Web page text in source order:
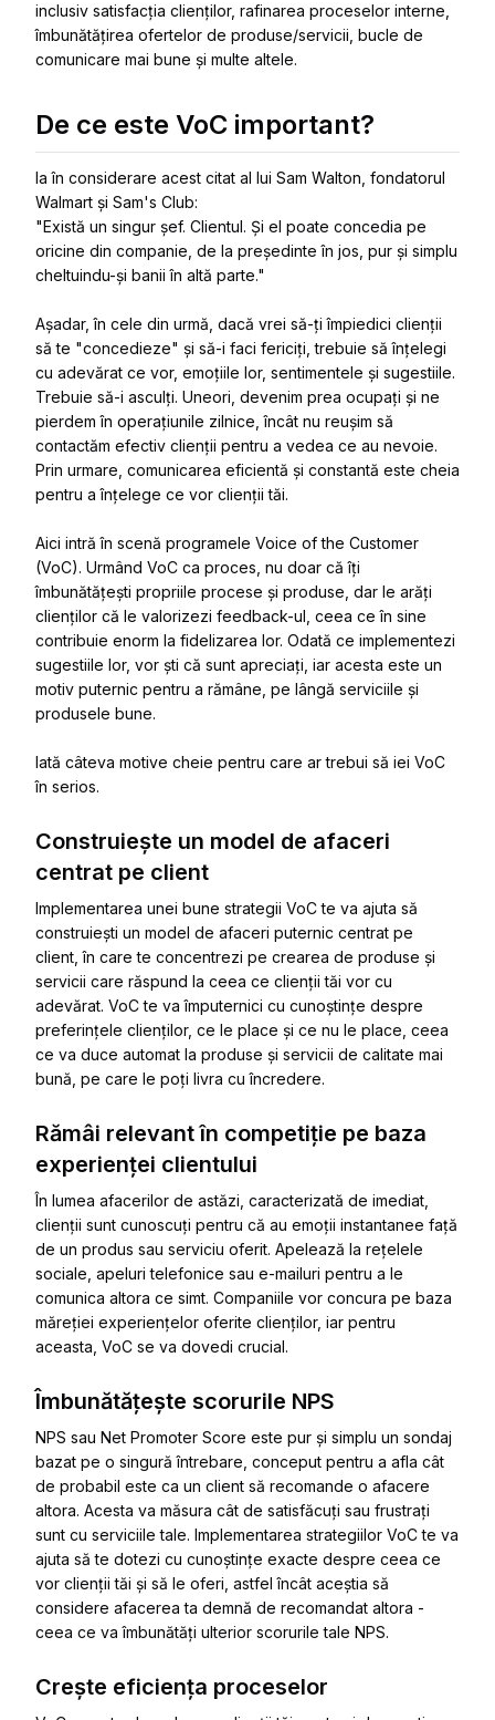
inclusiv satisfacția clienților, rafinarea proceselor interne,
îmbunătățirea ofertelor de produse/servicii, bucle de
comunicare mai bune și multe altele.
De ce este VoC important?
Ia în considerare acest citat al lui Sam Walton, fondatorul
Walmart și Sam's Club:
"Există un singur șef. Clientul. Și el poate concedia pe
oricine din companie, de la președinte în jos, pur și simplu
cheltuindu-și banii în altă parte."
Așadar, în cele din urmă, dacă vrei să-ți împiedici clienții
să te "concedieze" și să-i faci fericiți, trebuie să înțelegi
cu adevărat ce vor, emoțiile lor, sentimentele și sugestiile.
Trebuie să-i asculți. Uneori, devenim prea ocupați și ne
pierdem în operațiunile zilnice, încât nu reușim să
contactăm efectiv clienții pentru a vedea ce au nevoie.
Prin urmare, comunicarea eficientă și constantă este cheia
pentru a înțelege ce vor clienții tăi.
Aici intră în scenă programele Voice of the Customer
(VoC). Urmând VoC ca proces, nu doar că îți
îmbunătățești propriile procese și produse, dar le arăți
clienților că le valorizezi feedback-ul, ceea ce în sine
contribuie enorm la fidelizarea lor. Odată ce implementezi
sugestiile lor, vor ști că sunt apreciați, iar acesta este un
motiv puternic pentru a rămâne, pe lângă serviciile și
produsele bune.
Iată câteva motive cheie pentru care ar trebui să iei VoC
în serios.
Construiește un model de afaceri
centrat pe client
Implementarea unei bune strategii VoC te va ajuta să
construiești un model de afaceri puternic centrat pe
client, în care te concentrezi pe crearea de produse și
servicii care răspund la ceea ce clienții tăi vor cu
adevărat. VoC te va împuternici cu cunoștințe despre
preferințele clienților, ce le place și ce nu le place, ceea
ce va duce automat la produse și servicii de calitate mai
bună, pe care le poți livra cu încredere.
Rămâi relevant în competiție pe baza
experienței clientului
În lumea afacerilor de astăzi, caracterizată de imediat,
clienții sunt cunoscuți pentru că au emoții instantanee față
de un produs sau serviciu oferit. Apelează la rețelele
sociale, apeluri telefonice sau e-mailuri pentru a le
comunica altora ce simt. Companiile vor concura pe baza
măreției experiențelor oferite clienților, iar pentru
aceasta, VoC se va dovedi crucial.
Îmbunătățește scorurile NPS
NPS sau Net Promoter Score este pur și simplu un sondaj
bazat pe o singură întrebare, conceput pentru a afla cât
de probabil este ca un client să recomande o afacere
altora. Acesta va măsura cât de satisfăcuți sau frustrați
sunt cu serviciile tale. Implementarea strategiilor VoC te va
ajuta să te dotezi cu cunoștințe exacte despre ceea ce
vor clienții tăi și să le oferi, astfel încât aceștia să
considere afacerea ta demnă de recomandat altora -
ceea ce va îmbunătăți ulterior scorurile tale NPS.
Crește eficiența proceselor